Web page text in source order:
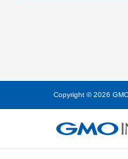
Copyright © 2026